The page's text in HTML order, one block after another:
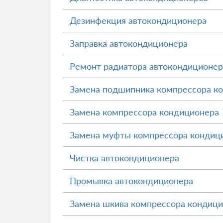
Дезинфекция автокондиционера
Заправка автокондиционера
Ремонт радиатора
Замена подшипника компрессора
Замена компрессора кондиционера
Замена муфты компрессора
Чистка автокондиционера
Промывка автокондиционера
Замена шкива компрессора